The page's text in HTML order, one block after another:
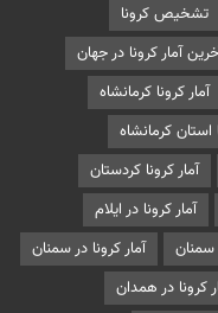
تشخیص کرونا
آمار کرونا در جهان
آمار کرونا کرمانشاه
استان کرمانشاه
آمار کرونا کردستان
آمار کرونا در ایلام
سمنان
آمار کرونا در سمنان
کرونا در همدان